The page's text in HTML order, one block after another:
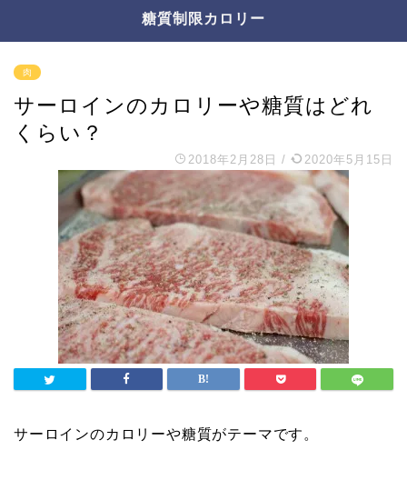
糖質制限カロリー
肉
サーロインのカロリーや糖質はどれ
くらい？
2018年2月28日 / 2020年5月15日
サーロインのカロリーや糖質がテーマです。